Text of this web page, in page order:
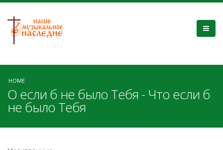
HOME
О если б не было Тебя - Что если б
не было Тебя